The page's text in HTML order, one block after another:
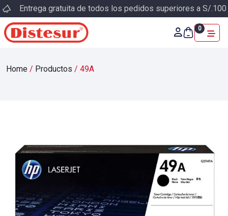
Entrega gratuita de todos los pedidos superiores a S/.100
0
Home / Productos / 49A